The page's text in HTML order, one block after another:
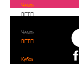
Чемпионат
BETERA
-
Чемпионат
BETERA
-
Кубок